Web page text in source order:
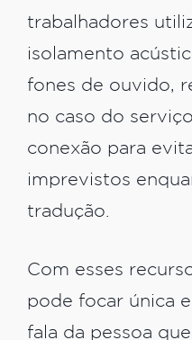
trabalhadores
isolamento
fones de ouvido,
no caso do
conexão para
imprevistos
tradução.
Com esses
pode focar única
fala da pessoa